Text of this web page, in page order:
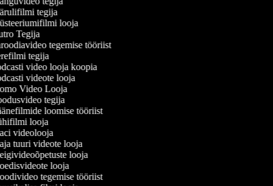
tegija
looja
Tegija
tegemise tööriist
tegija
video looja koopia
videote looja
Video Looja
tegija
loomise tööriist
looja
videolooja
tuuri videote looja
looja
looja
tegemise tööriist